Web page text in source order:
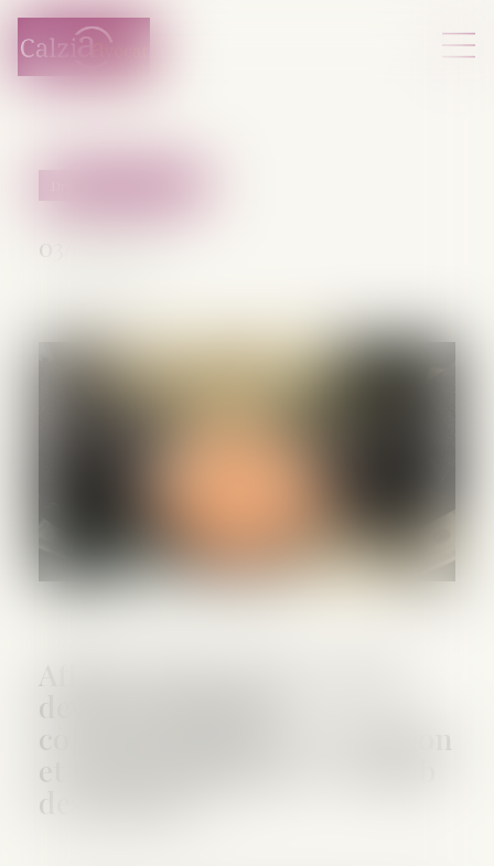
Affaire Ghosn-Dati : renvoi
devant le tribunal
et trafic d’influence - Le Club
des Juristes
03/09/2025